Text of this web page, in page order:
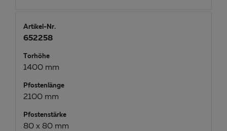
Artikel-Nr.
652258
Torhöhe
1400 mm
Pfostenlänge
2100 mm
Pfostenstärke
80 x 80 mm